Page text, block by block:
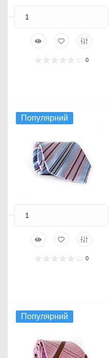
0
Популярний
0
Популярний